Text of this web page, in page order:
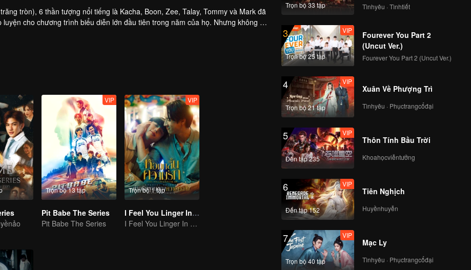
tròn), 6 thần tượng nổi tiếng là Kacha, Boon, Zee, Talay, Tommy và Mark đã
cho chương trình biểu diễn lớn đầu tiên trong năm của họ. Nhưng không ai
hồn đã sống ở đây hơn 200 năm. Cô là một linh hồn cô đơn, điên cuồng, bị ám
những idol này. Giữa họ xảy ra một loạt những sự hỗn loạn. Tình huống vừa
ra với họ là ma ám thật, hay chỉ là trong sự tưởng tượng của họ...
Trọn bộ 13 tập
VIP
Pit Babe The Series
Pit Babe The Series
Trọn bộ 1 tập
VIP
I Feel You Linger In The Air (Special Episode: Scent of Memory)
I Feel You Linger In The Air (Special Episode: Scent of Memory)
Trọn bộ 33 tập Tìnhyêu · Tìnhtiết
3
Trọn bộ 25 tập
VIP
Fourever You Part 2
(Uncut Ver.)
Fourever You Part 2 (Uncut Ver.)
4
Trọn bộ 21 tập
VIP
Xuân Về Phượng Trì
Tìnhyêu · Phụctrangcổđại
5
Đến tập 235
VIP
Thôn Tính Bầu Trời
Khoahọcviễntưởng
6
Đến tập 152
VIP
Tiên Nghịch
Huyềnhuyễn
7
Trọn bộ 40 tập
VIP
Mạc Ly
Tìnhyêu · Phụctrangcổđại